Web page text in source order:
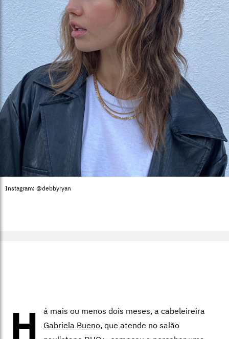
Instagram: @debbyryan
H
á mais ou menos dois meses, a cabeleireira
Gabriela Bueno, que atende no salão